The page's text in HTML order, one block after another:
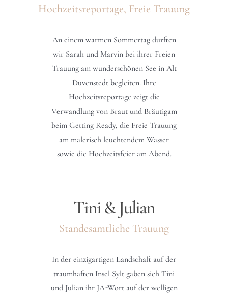
Hochzeitsreportage, Freie Trauung
An einem warmen Sommertag durften
wir Sarah und Marvin bei ihrer Freien
Trauung am wunderschönen See in Alt
Duvenstedt begleiten. Ihre
Hochzeitsreportage zeigt die
Verwandlung von Braut und Bräutigam
beim Getting Ready, die Freie Trauung
am malerisch leuchtendem Wasser
sowie die Hochzeitsfeier am Abend.
Tini & Julian
Standesamtliche Trauung
In der einzigartigen Landschaft auf der
traumhaften Insel Sylt gaben sich Tini
und Julian ihr JA-Wort auf der welligen